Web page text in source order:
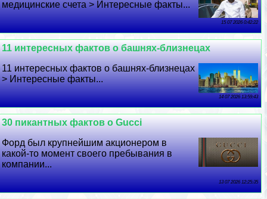
медицинские счета > Интересные факты...
15 07 2026 0:42:22
11 интересных фактов о башнях-близнецах
11 интересных фактов о башнях-близнецах
> Интересные факты...
14 07 2026 13:59:43
30 пикантных фактов о Gucci
Форд был крупнейшим акционером в
какой-то момент своего пребывания в
компании...
13 07 2026 12:25:35